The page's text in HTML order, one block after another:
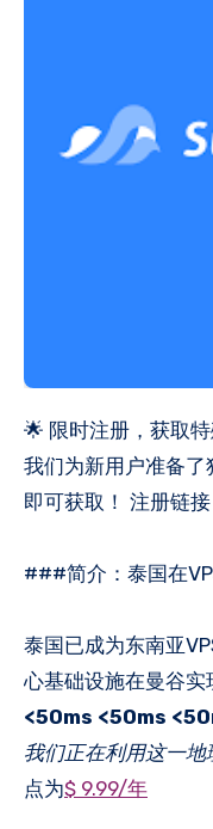
🌟 限时注册，获取
我们为新用户准备
即可获取！ 注册链接
###简介：泰国在
泰国已成为东南亚
心基础设施在曼谷实
<50ms <50ms
我们正在利用这一地
点为$ 9.99/年